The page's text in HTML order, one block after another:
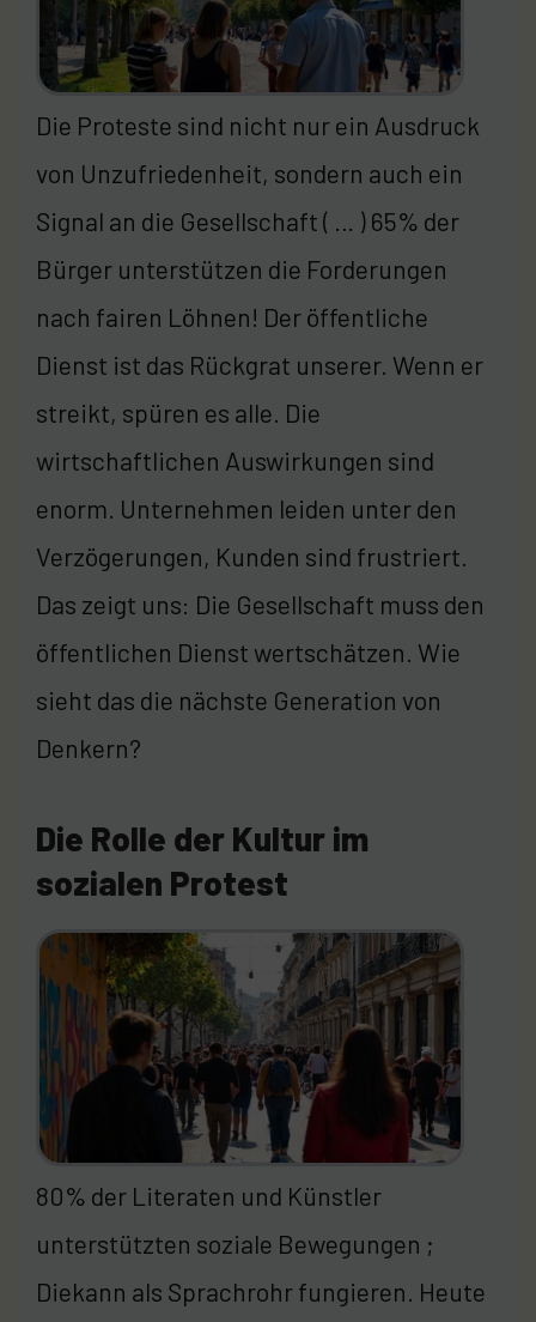
Die Proteste sind nicht nur ein Ausdruck
von Unzufriedenheit, sondern auch ein
Signal an die Gesellschaft ( … ) 65% der
Bürger unterstützen die Forderungen
nach fairen Löhnen! Der öffentliche
Dienst ist das Rückgrat unserer. Wenn er
streikt, spüren es alle. Die
wirtschaftlichen Auswirkungen sind
enorm. Unternehmen leiden unter den
Verzögerungen, Kunden sind frustriert.
Das zeigt uns: Die Gesellschaft muss den
öffentlichen Dienst wertschätzen. Wie
sieht das die nächste Generation von
Denkern?
Die Rolle der Kultur im
sozialen Protest
80% der Literaten und Künstler
unterstützten soziale Bewegungen ;
Diekann als Sprachrohr fungieren. Heute